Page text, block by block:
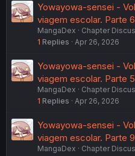
Yowayowa-sensei -
viagem escolar. Parte 6
MangaDex
Chapter
1 Replies Apr 26, 2026
Yowayowa-sensei -
viagem escolar. Parte 5
MangaDex
Chapter
1 Replies Apr 26, 2026
Yowayowa-sensei -
viagem escolar. Parte 9
MangaDex
Chapter